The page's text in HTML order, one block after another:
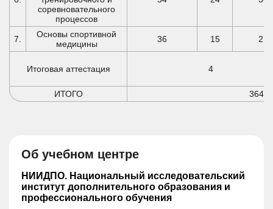
соревновательного
процессов
7.
Основы спортивной
медицины
36 15 21
Итоговая аттестация 4
ИТОГО 364
Об учебном центре
НИИДПО. Национальный исследовательский
институт дополнительного образования и
профессионального обучения